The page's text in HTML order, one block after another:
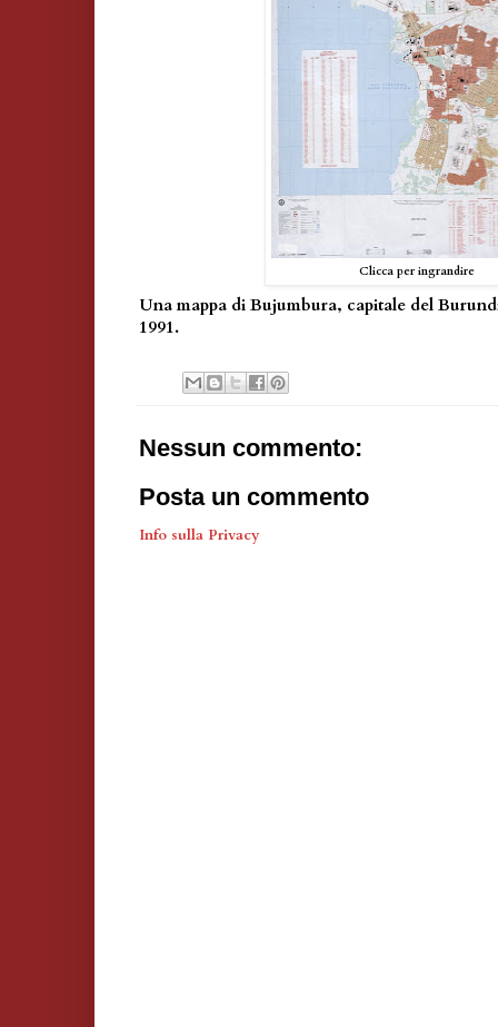
Clicca per ingrandire
Una mappa di Bujumbura, capitale del
1991.
Nessun commento:
Posta un commento
Info sulla Privacy